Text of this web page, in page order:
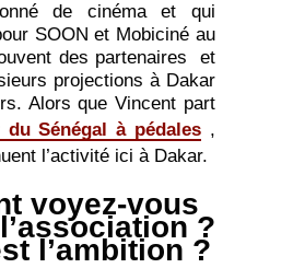
de cinéma et qui
SOON et Mobiciné au
des partenaires et
projections à Dakar
Alors que Vincent part
du Sénégal à pédales ,
l’activité ici à Dakar.
voyez-vous
?
l’ambition ?